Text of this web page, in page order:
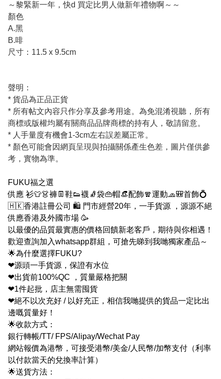
～黎緊新一年，快d 買定比男人做新年禮物啊～～
顏色
A.黑
B.啡
尺寸：11.5 x 9.5cm
聲明：
* 貨品為正品正貨
* 所有帖文內容只作分享及參考用途。為免混淆視聽，所有
商標或版權均屬有關商品品牌商標的持有人，敬請留意。
* 人手量度有機會1-3cm左右誤差屬正常。
* 顏色可能會因網頁呈現與拍攝關係產生色差，圖片僅供參
考，實物為準。
FUKU福之選
供應 衫👕👗褲👖鞋👟襪🧦袋👜帽👒配飾🧣運動🧢🎒首飾💍
🇭🇰香港註冊公司 🛍 門市經營20年，一手貨源 ，源源不絕
供應香港及外國市場 🥳
以最優的品質最實惠的價格回饋新老客戶，期待與你相遇！
歡迎查詢加入whatsapp群組，可搶先睇到我哋獨家產品～
🌟為什麼選擇FUKU?
❤源頭一手貨源，保證有水位
❤出貨前100%QC ，質量嚴格把關
❤1件起批，店主無需囤貨
❤絕不以次充好 / 以好充正，相信我哋提供的貨品一定比出
邊嘅質量好！
🌟收款方式：
銀行轉帳/TT/ FPS/Alipay/Wechat Pay
網站報價為港幣，可接受港幣/美金/人民幣/加幣支付（利率
以付款當天的兌換率計算）
🌟送貨方法：